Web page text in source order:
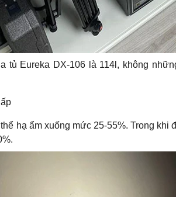
tủ Eureka DX-106 là 114l, không
hạ ẩm xuống mức 25-55%. Trong